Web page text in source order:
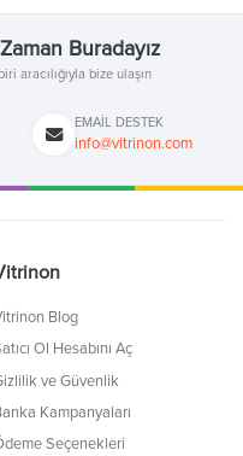
Buradayız
aracılığıyla bize ulaşın
EMAIL DESTEK
info@vitrinon.com
Blog
Ol Hesabını Aç
ve Güvenlik
Kampanyaları
Seçenekleri